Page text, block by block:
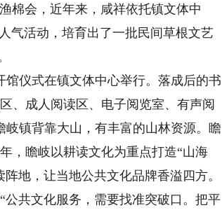
棉会，近年来，咸祥依托镇文体中
气活动，培育出了一批民间草根文艺
仪式在镇文体中心举行。落成后的书
、成人阅读区、电子阅览室、有声阅
镇背靠大山，有丰富的山林资源。瞻
，瞻岐以耕读文化为重点打造“山海
地，让当地公共文化品牌香溢四方。
共文化服务，需要找准突破口。把平